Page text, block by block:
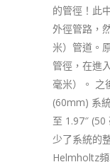
的管徑！此
外徑管路，
米）管道。
管徑，在進
毫米）。 之
(60mm) 系
至 1.97″
少了系統的
Helmholtz